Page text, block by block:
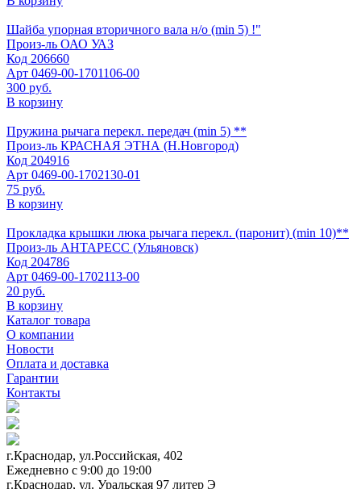
Шайба упорная вторичного вала н/о (min 5) !"
Произ-ль ОАО УАЗ
Код 206660
Арт 0469-00-1701106-00
300 руб.
В корзину
Пружина рычага перекл. передач (min 5) **
Произ-ль КРАСНАЯ ЭТНА (Н.Новгород)
Код 204916
Арт 0469-00-1702130-01
75 руб.
В корзину
Прокладка крышки люка рычага перекл. (паронит) (min 10)**
Произ-ль АНТАРЕСС (Ульяновск)
Код 204786
Арт 0469-00-1702113-00
20 руб.
В корзину
Каталог товара
О компании
Новости
Оплата и доставка
Гарантии
Контакты
г.Краснодар, ул.Российская, 402
Ежедневно c 9:00 до 19:00
г.Краснодар, ул. Уральская 97 литер Э